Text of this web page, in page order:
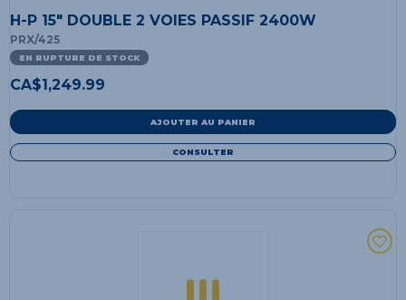
H-P 15" DOUBLE 2 VOIES PASSIF 2400W
PRX/425
EN RUPTURE DE STOCK
CA$1,249.99
AJOUTER AU PANIER
CONSULTER